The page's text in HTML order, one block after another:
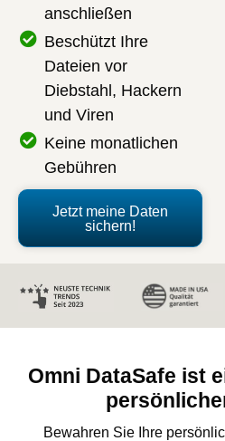
anschließen
Beschützt Ihre
Dateien vor
Diebstahl, Hackern
und Viren
Keine monatlichen
Gebühren
Jetzt meine Daten
sichern!
Omni DataSafe ist
Bewahren Sie Ihre